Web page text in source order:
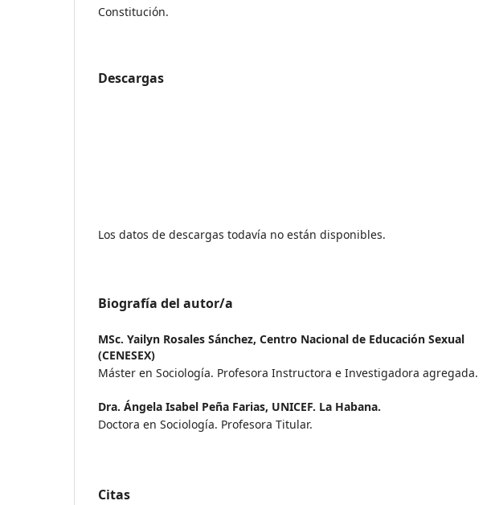
Constitución.
Descargas
Los datos de descargas todavía no están disponibles.
Biografía del autor/a
MSc. Yailyn Rosales Sánchez, Centro Nacional de Educación Sexual
(CENESEX)
Máster en Sociología. Profesora Instructora e Investigadora agregada.
Dra. Ángela Isabel Peña Farias, UNICEF. La Habana.
Doctora en Sociología. Profesora Titular.
Citas